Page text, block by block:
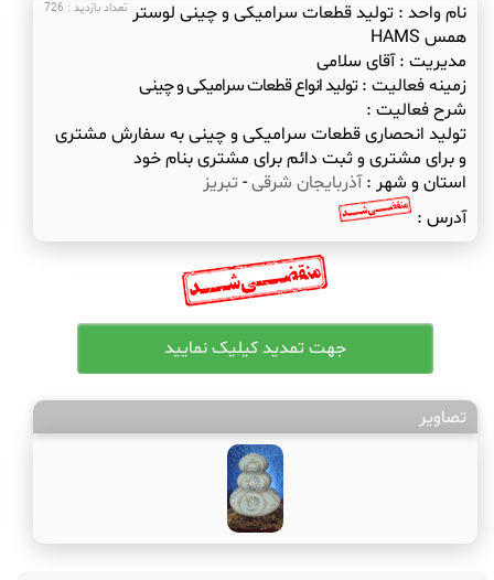
تعداد بازدید : 726 نام واحد :تولید قطعات سرامیکی و چینی لوستر
همس HAMS
مدیریت :آقای سلامی
زمینه فعالیت :تولید انواع قطعات سرامیکی و چینی
شرح فعالیت :
تولید انحصاری قطعات سرامیکی و چینی به سفارش مشتری
و برای مشتری و ثبت دائم برای مشتری بنام خود
استان و شهر :آذربایجان شرقی- تبریز
آدرس :
تصاویر